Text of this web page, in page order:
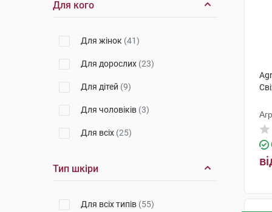
Для кого
Для жінок (41)
Для дорослих (23)
Для дітей (9)
Для чоловіків (3)
Для всіх (25)
Тип шкіри
Для всіх типів (55)